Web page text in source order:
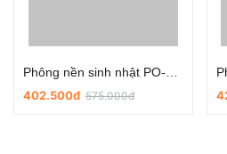
402.500đ 575.000đ